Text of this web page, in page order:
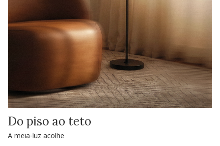
Do piso ao teto
A meia-luz acolhe